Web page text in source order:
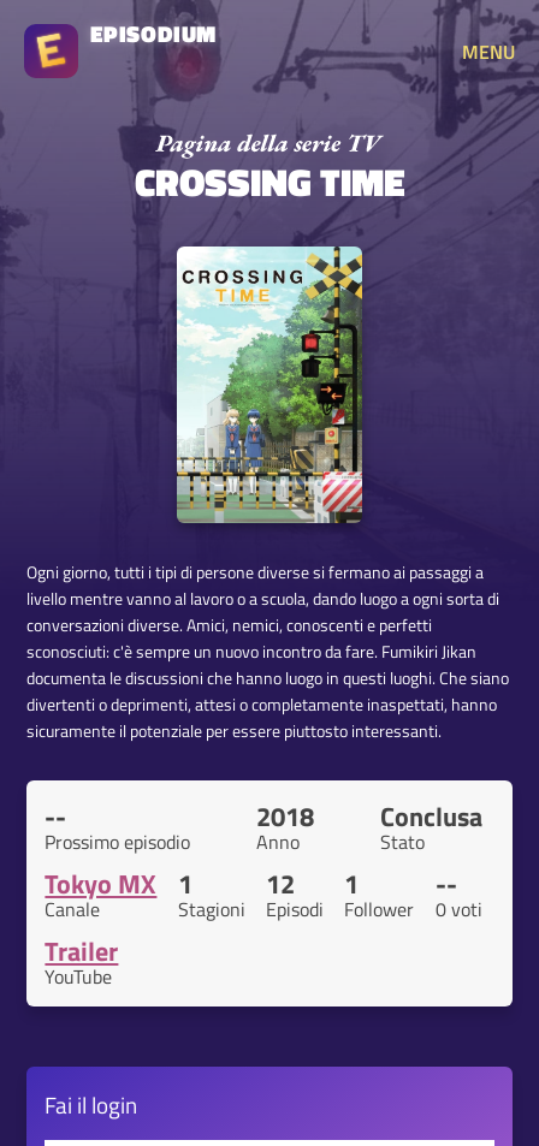
EPISODIUM
MENU
CROSSING TIME
Ogni giorno, tutti i tipi di persone diverse si fermano ai passaggi a
livello mentre vanno al lavoro o a scuola, dando luogo a ogni sorta di
conversazioni diverse. Amici, nemici, conoscenti e perfetti
sconosciuti: c'è sempre un nuovo incontro da fare. Fumikiri Jikan
documenta le discussioni che hanno luogo in questi luoghi. Che siano
divertenti o deprimenti, attesi o completamente inaspettati, hanno
sicuramente il potenziale per essere piuttosto interessanti.
--
Prossimo episodio
2018
Anno
Conclusa
Stato
Tokyo MX
Canale
1
Stagioni
12
Episodi
1
Follower
--
0 voti
Trailer
YouTube
Fai il login